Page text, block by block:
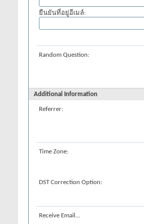
ยืนยันที่อยู่อีเมล์:
Random Question:
Additional Information
Referrer:
Time Zone:
DST Correction Option:
Receive Email...